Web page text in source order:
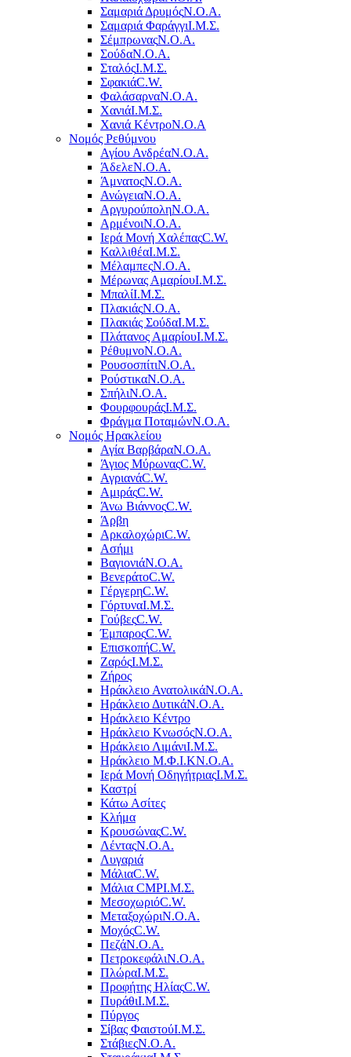
Σαμαριά ΔρυμόςΝ.Ο.Α.
Σαμαριά ΦαράγγιΙ.Μ.Σ.
ΣέμπρωναςΝ.Ο.Α.
ΣούδαΝ.Ο.Α.
ΣταλόςΙ.Μ.Σ.
ΣφακιάC.W.
ΦαλάσαρναΝ.Ο.Α.
ΧανιάΙ.Μ.Σ.
Χανιά ΚέντροN.O.A
Νομός Ρεθύμνου
Αγίου ΑνδρέαΝ.Ο.Α.
ΆδελεΝ.Ο.Α.
ΆμνατοςΝ.Ο.Α.
ΑνώγειαΝ.Ο.Α.
ΑργυρούποληΝ.Ο.Α.
ΑρμένοιΝ.Ο.Α.
Ιερά Μονή ΧαλέπαςC.W.
ΚαλλιθέαΙ.Μ.Σ.
ΜέλαμπεςΝ.Ο.Α.
Μέρωνας ΑμαρίουΙ.Μ.Σ.
ΜπαλίΙ.Μ.Σ.
ΠλακιάςΝ.Ο.Α.
Πλακιάς ΣούδαΙ.Μ.Σ.
Πλάτανος ΑμαρίουΙ.Μ.Σ.
ΡέθυμνοΝ.Ο.Α.
ΡουσοσπίτιΝ.Ο.Α.
ΡούστικαΝ.Ο.Α.
ΣπήλιΝ.Ο.Α.
ΦουρφουράςΙ.Μ.Σ.
Φράγμα ΠοταμώνΝ.Ο.Α.
Νομός Ηρακλείου
Αγία ΒαρβάραΝ.Ο.Α.
Άγιος ΜύρωναςC.W.
ΑγριανάC.W.
ΑμιράςC.W.
Άνω ΒιάννοςC.W.
Άρβη
ΑρκαλοχώριC.W.
Ασήμι
ΒαγιονιάΝ.Ο.Α.
ΒενεράτοC.W.
ΓέργερηC.W.
ΓόρτυναΙ.Μ.Σ.
ΓούβεςC.W.
ΈμπαροςC.W.
ΕπισκοπήC.W.
ΖαρόςΙ.Μ.Σ.
Ζήρος
Ηράκλειο ΑνατολικάΝ.Ο.Α.
Ηράκλειο ΔυτικάΝ.Ο.Α.
Ηράκλειο Κέντρο
Ηράκλειο ΚνωσόςΝ.Ο.Α.
Ηράκλειο ΛιμάνιΙ.Μ.Σ.
Ηράκλειο Μ.Φ.Ι.ΚΝ.Ο.Α.
Ιερά Μονή ΟδηγήτριαςΙ.Μ.Σ.
Καστρί
Κάτω Ασίτες
Κλήμα
ΚρουσώναςC.W.
ΛένταςΝ.Ο.Α.
Λυγαριά
ΜάλιαC.W.
Μάλια CMPΙ.Μ.Σ.
ΜεσοχωριόC.W.
ΜεταξοχώριΝ.Ο.Α.
ΜοχόςC.W.
ΠεζάΝ.Ο.Α.
ΠετροκεφάλιΝ.Ο.Α.
ΠλώραΙ.Μ.Σ.
Προφήτης ΗλίαςC.W.
ΠυράθιΙ.Μ.Σ.
Πύργος
Σίβας ΦαιστούΙ.Μ.Σ.
ΣτάβιεςΝ.Ο.Α.